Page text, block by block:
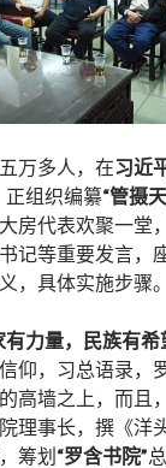
万多人，在习近
正组织编纂“管摄
房代表欢聚一堂
书记等重要发言，
，具体实施步骤。
力量，民族有希
仰，习总语录，
高墙之上，而且
理事长，撰《洋
筹划“罗含书院”